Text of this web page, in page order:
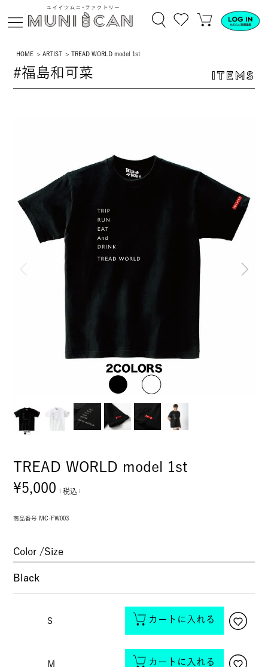
HOME ARTIST TREAD WORLD model 1st
#福島和可菜 ITEMS
TREAD WORLD model 1st
¥5,000 税込
商品番号 MC-FW003
Color Size
Black
S カートに入れる
M カートに入れる